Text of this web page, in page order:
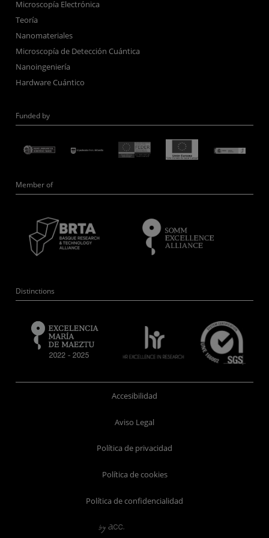
Microscopía Electrónica
Teoría
Nanomateriales
Microscopía de Detección Cuántica
Nanoingeniería
Hardware Cuántico
Funded by
Member of
Distinctions
Accesibilidad
Aviso Legal
Política de privacidad
Política de cookies
Política de confidencialidad